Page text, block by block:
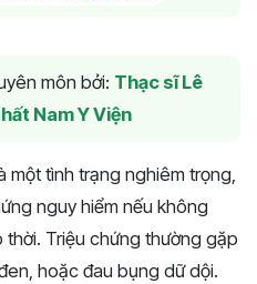
môn bởi: Thạc sĩ Lê
Nam Y Viện
một tình trạng nghiêm trọng,
nguy hiểm nếu không
thời. Triệu chứng thường gặp
hoặc đau bụng dữ dội.